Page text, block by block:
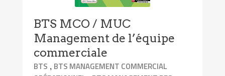
BTS MCO / MUC
Management de l’équipe
commerciale
BTS , BTS MANAGEMENT COMMERCIAL